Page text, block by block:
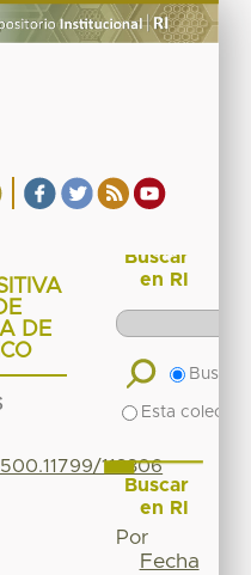
DE
113306
Buscar
en RI
Buscar
Esta
Buscar
en RI
Por
Fecha